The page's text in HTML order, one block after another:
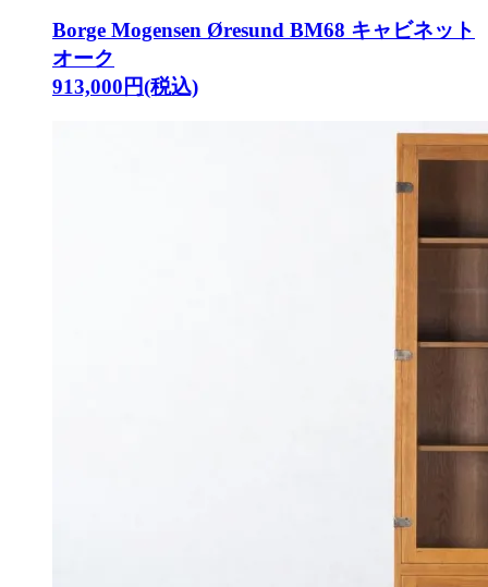
Borge Mogensen Øresund BM68 キャビネット
オーク
913,000円(税込)